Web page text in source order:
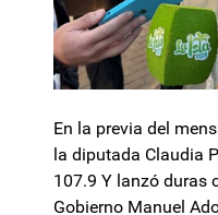
En la previa del
la diputada Claudia
107.9 Y lanzó duras
Gobierno Manuel